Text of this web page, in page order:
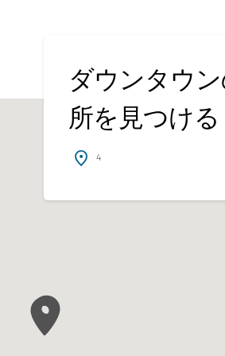
ダウンタウ
所を見つける
4